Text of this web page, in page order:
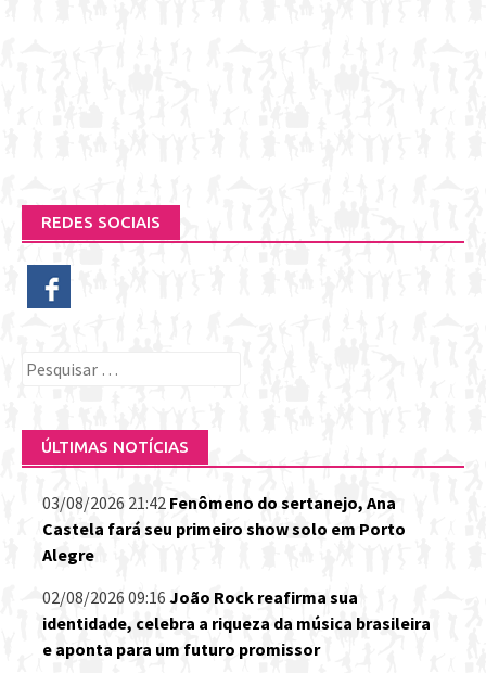
REDES SOCIAIS
Pesquisar
ÚLTIMAS NOTÍCIAS
03/08/2026 21:42 Fenômeno do sertanejo, Ana
Castela fará seu primeiro show solo em Porto
Alegre
02/08/2026 09:16 João Rock reafirma sua
identidade, celebra a riqueza da música brasileira
e aponta para um futuro promissor